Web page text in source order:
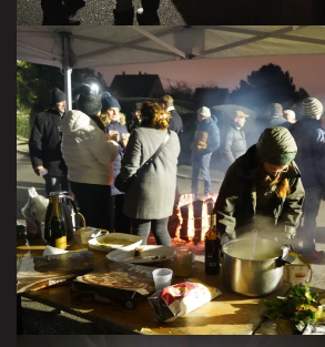
VISITER LA GALERIE